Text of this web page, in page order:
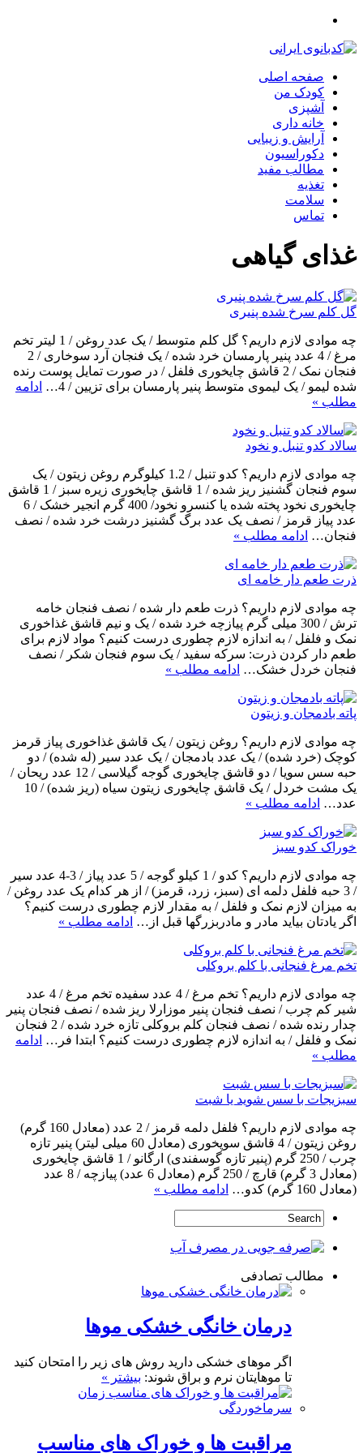
صفحه اصلی
کودک من
آشپزی
خانه داری
آرایش و زیبایی
دکوراسیون
مطالب مفید
تغذیه
سلامت
تماس
غذای گیاهی
گل‌ کلم سرخ شده پنیری
چه موادی لازم داریم؟ گل کلم متوسط / یک عدد روغن / 1 لیتر تخم
مرغ / 4 عدد پنیر پارمسان خرد شده / یک فنجان آرد سوخاری / 2
فنجان نمک / 2 قاشق چایخوری فلفل / در صورت تمایل پوست رنده
شده لیمو / یک لیموی متوسط پنیر پارمسان برای تزیین / 4…
ادامه
مطلب »
سالاد کدو تنبل و نخود
چه موادی لازم داریم؟ کدو تنبل / 1.2 کیلوگرم روغن زیتون / یک
سوم فنجان گشنیز ریز شده / 1 قاشق چایخوری زیره سبز / 1 قاشق
چایخوری نخود پخته شده یا کنسرو نخود/ 400 گرم انجیر خشک / 6
عدد پیاز قرمز / نصف یک عدد برگ گشنیز درشت خرد شده / نصف
فنجان… ادامه مطلب »
ذرت طعم دار خامه ای
چه موادی لازم داریم؟ ذرت طعم دار شده / نصف فنجان خامه
ترش / 300 میلی گرم پیازچه خرد شده / یک و نیم قاشق غذاخوری
نمک و فلفل / به اندازه لازم چطوری درست کنیم؟ مواد لازم برای
طعم دار کردن ذرت: سرکه سفید / یک سوم فنجان شکر / نصف
فنجان خردل خشک… ادامه مطلب »
پاته بادمجان و زیتون
چه موادی لازم داریم؟ روغن زیتون / یک قاشق غذاخوری پیاز قرمز
کوچک (خرد شده) / یک عدد بادمجان / یک عدد سیر (له شده) / دو
حبه سس سویا / دو قاشق چایخوری گوجه گیلاسی / 12 عدد ریحان /
یک مشت خردل / یک قاشق چایخوری زیتون سیاه (ریز شده) / 10
عدد… ادامه مطلب »
خوراک کدو سبز
چه موادی لازم داریم؟ کدو / 1 کیلو گوجه / 5 عدد پیاز / 3-4 عدد سیر
/ 3 حبه فلفل دلمه ای (سبز، زرد، قرمز) / از هر کدام یک عدد روغن /
به میزان لازم نمک و فلفل / به مقدار لازم چطوری درست کنیم؟
اگر یادتان بیاید مادر و مادربزرگها قبل از… ادامه مطلب »
تخم مرغ فنجانی با کلم بروکلی
چه موادی لازم داریم؟ تخم مرغ / 4 عدد سفیده تخم مرغ / 4 عدد
شیر کم چرب / نصف فنجان پنیر موزارلا ریز شده / نصف فنجان پنیر
چدار رنده شده / نصف فنجان کلم بروکلی تازه خرد شده / 2 فنجان
نمک و فلفل / به اندازه لازم چطوری درست کنیم؟ ابتدا فر… ادامه
مطلب »
سبزیجات با سس شوید یا شبت
چه موادی لازم داریم؟ فلفل دلمه قرمز / 2 عدد (معادل 160 گرم)
روغن زیتون / 4 قاشق سوپخوری (معادل 60 میلی لیتر) پنیر تازه
چرب / 250 گرم (پنیر تازه گوسفندی) ارگانو / 1 قاشق چایخوری
(معادل 3 گرم) قارچ / 250 گرم (معادل 6 عدد) پیازچه / 8 عدد
(معادل 160 گرم) کدو…
ادامه مطلب »
مطالب تصادفی
درمان خانگی خشکی موها
اگر موهای خشکی دارید روش های زیر را امتحان کنید
تا موهایتان نرم و براق شوند: بیشتر »
مراقبت ها و خوراک های مناسب